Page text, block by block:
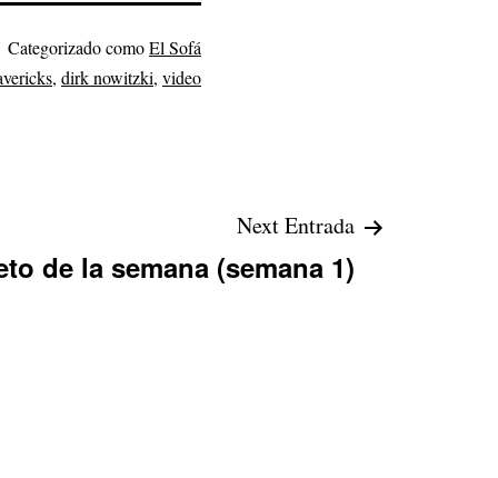
Categorizado comoEl Sofá
, dirk nowitzki, video
Next Entrada
de la semana (semana 1)